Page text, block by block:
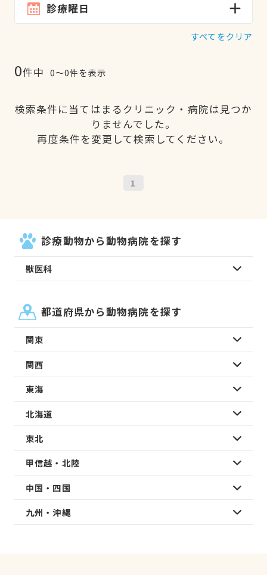
診療曜日
すべてをクリア
0件中 0〜0件を表示
検索条件に当てはまるクリニック・病院は見つか
りませんでした。
再度条件を変更して検索してください。
1
診療動物から動物病院を探す
獣医科
都道府県から動物病院を探す
関東
関西
東海
北海道
東北
甲信越・北陸
中国・四国
九州・沖縄